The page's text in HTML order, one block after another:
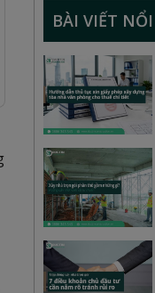
BÀI VIẾT